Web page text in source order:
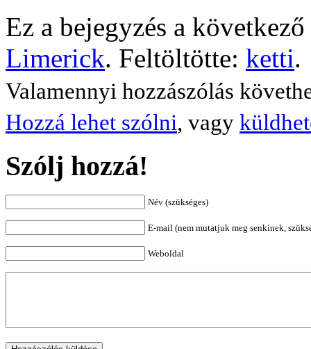
Ez a bejegyzés a
Limerick. Feltöltötte: ketti.
Valamennyi hozzászólás
Hozzá lehet szólni, vagy
Szólj hozzá!
Név (szükséges)
E-mail (nem mutatjuk meg senkinek,
Weboldal